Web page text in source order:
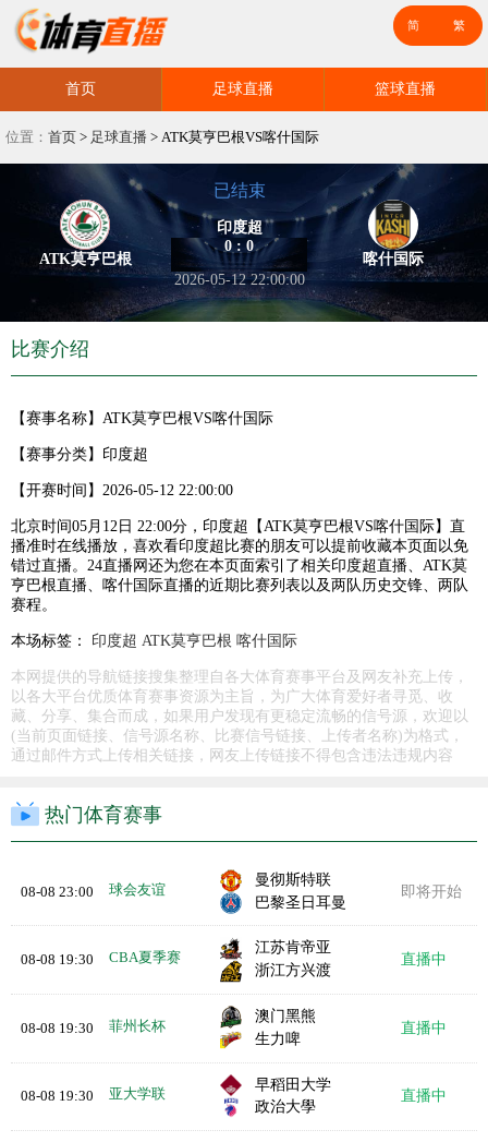
首页 足球直播 篮球直播
位置： 首页 > 足球直播 > ATK莫亨巴根VS喀什国际
ATK莫亨巴根
已结束
印度超
0 : 0
2026-05-12 22:00:00
喀什国际
比赛介绍
【赛事名称】 ATK莫亨巴根VS喀什国际
【赛事分类】 印度超
【开赛时间】 2026-05-12 22:00:00
北京时间05月12日 22:00分，印度超【ATK莫亨巴根VS喀什国际】直
播准时在线播放，喜欢看印度超比赛的朋友可以提前收藏本页面以免
错过直播。24直播网还为您在本页面索引了相关印度超直播、ATK莫
亨巴根直播、喀什国际直播的近期比赛列表以及两队历史交锋、两队
赛程。
本场标签： 印度超 ATK莫亨巴根 喀什国际
本网提供的导航链接搜集整理自各大体育赛事平台及网友补充上传，
以各大平台优质体育赛事资源为主旨，为广大体育爱好者寻觅、收
藏、分享、集合而成，如果用户发现有更稳定流畅的信号源，欢迎以
(当前页面链接、信号源名称、比赛信号链接、上传者名称)为格式，
通过邮件方式上传相关链接，网友上传链接不得包含违法违规内容
热门体育赛事
08-08 23:00 球会友谊
曼彻斯特联
巴黎圣日耳曼
即将开始
08-08 19:30 CBA夏季赛
江苏肯帝亚
浙江方兴渡
直播中
08-08 19:30 菲州长杯
澳门黑熊
生力啤
直播中
08-08 19:30 亚大学联
早稻田大学
政治大學
直播中